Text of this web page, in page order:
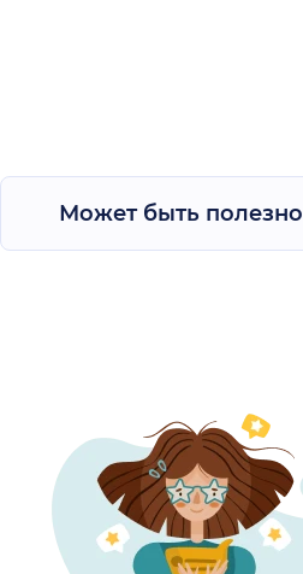
Может быть полезно